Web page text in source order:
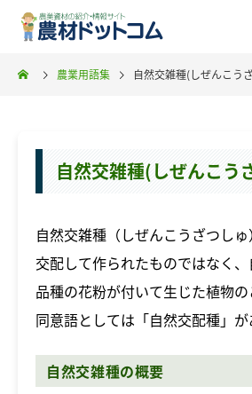
農業用語集 自然交雑種(しぜんこう
自然交雑種(しぜんこう
自然交雑種（しぜんこうざつし
交配して作られたものではなく
品種の花粉が付いて生じた植物の
同意語としては「自然交配種」が
自然交雑種の概要